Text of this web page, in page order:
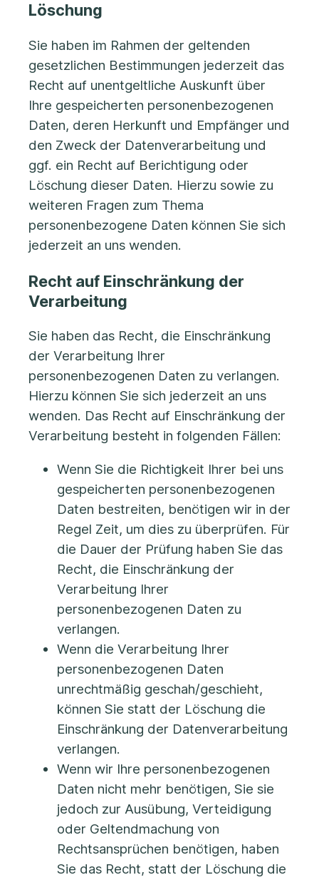
Löschung
Sie haben im Rahmen der geltenden
gesetzlichen Bestimmungen jederzeit das
Recht auf unentgeltliche Auskunft über
Ihre gespeicherten personenbezogenen
Daten, deren Herkunft und Empfänger und
den Zweck der Datenverarbeitung und
ggf. ein Recht auf Berichtigung oder
Löschung dieser Daten. Hierzu sowie zu
weiteren Fragen zum Thema
personenbezogene Daten können Sie sich
jederzeit an uns wenden.
Recht auf Einschränkung der
Verarbeitung
Sie haben das Recht, die Einschränkung
der Verarbeitung Ihrer
personenbezogenen Daten zu verlangen.
Hierzu können Sie sich jederzeit an uns
wenden. Das Recht auf Einschränkung der
Verarbeitung besteht in folgenden Fällen:
Wenn Sie die Richtigkeit Ihrer bei uns
gespeicherten personenbezogenen
Daten bestreiten, benötigen wir in der
Regel Zeit, um dies zu überprüfen. Für
die Dauer der Prüfung haben Sie das
Recht, die Einschränkung der
Verarbeitung Ihrer
personenbezogenen Daten zu
verlangen.
Wenn die Verarbeitung Ihrer
personenbezogenen Daten
unrechtmäßig geschah/geschieht,
können Sie statt der Löschung die
Einschränkung der Datenverarbeitung
verlangen.
Wenn wir Ihre personenbezogenen
Daten nicht mehr benötigen, Sie sie
jedoch zur Ausübung, Verteidigung
oder Geltendmachung von
Rechtsansprüchen benötigen, haben
Sie das Recht, statt der Löschung die